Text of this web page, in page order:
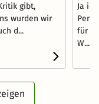
gibt,
wurden wir
d...
Ja
für
W...